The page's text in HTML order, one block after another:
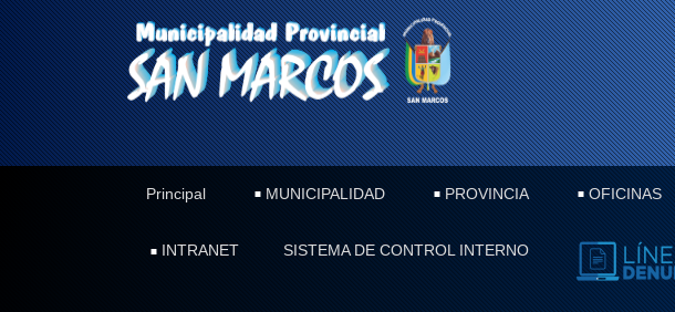
Principal MUNICIPALIDAD PROVINCIA OFICINAS
INTRANET SISTEMA DE CONTROL INTERNO